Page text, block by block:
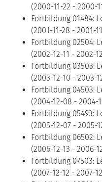
(2000-11-22 - 2000-
Fortbildung 01484:
(2001-11-28 - 2001-
Fortbildung 02504:
(2002-12-11 - 2002-
Fortbildung 03503:
(2003-12-10 - 2003-
Fortbildung 04503:
(2004-12-08 - 2004-
Fortbildung 05493:
(2005-12-07 - 2005-
Fortbildung 06502:
(2006-12-13 - 2006-
Fortbildung 07503:
(2007-12-12 - 2007-